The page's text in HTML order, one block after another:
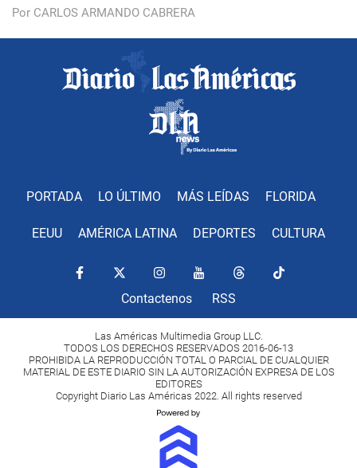
Por CARLOS ARMANDO CABRERA
PORTADA LO ÚLTIMO MÁS LEÍDAS FLORIDA
EEUU AMÉRICA LATINA DEPORTES CULTURA
Contactenos RSS
Las Américas Multimedia Group LLC.
TODOS LOS DERECHOS RESERVADOS 2016-06-13
PROHIBIDA LA REPRODUCCIÓN TOTAL O PARCIAL DE CUALQUIER
MATERIAL DE ESTE DIARIO SIN LA AUTORIZACIÓN EXPRESA DE LOS
EDITORES
Copyright Diario Las Américas 2022. All rights reserved